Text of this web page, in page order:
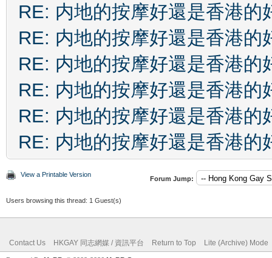
RE: 内地的按摩好還是香港的
RE: 内地的按摩好還是香港的
RE: 内地的按摩好還是香港的
RE: 内地的按摩好還是香港的
RE: 内地的按摩好還是香港的
RE: 内地的按摩好還是香港的
View a Printable Version
Forum Jump:
Users browsing this thread: 1 Guest(s)
Contact Us HKGAY 同志網媒 / 資訊平台 Return to Top Lite (Archive) Mode